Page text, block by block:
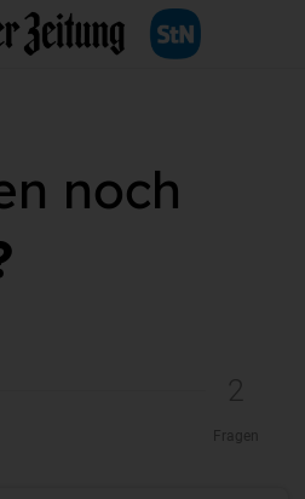
noch
2
Fragen